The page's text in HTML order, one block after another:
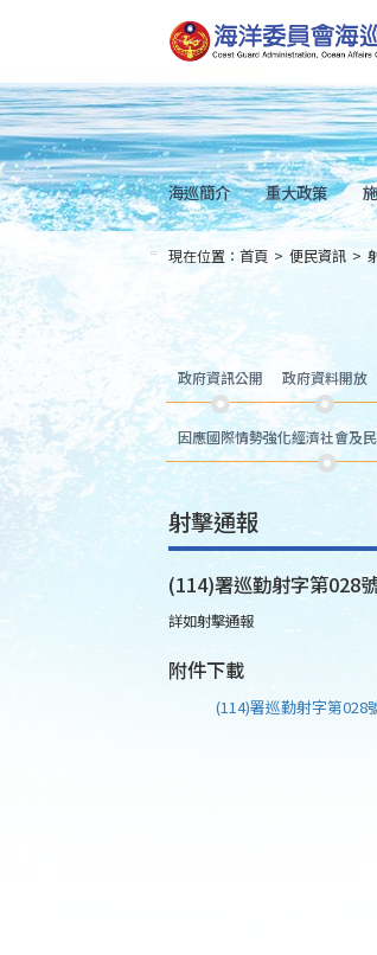
到
主
內
容
Skip
to
main
content
海巡簡介 重大政策
::: 現在位置： 首頁 > 便民資訊 >
政府資訊公開 政府資料開放
因應國際情勢強化經濟社會及
射擊通報
(114)署巡勤射字第028
詳如射擊通報
附件下載
(114)署巡勤射字第028